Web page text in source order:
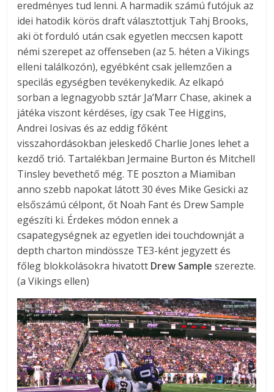
eredményes tud lenni. A harmadik számú futójuk az
idei hatodik körös draft választottjuk Tahj Brooks,
aki öt forduló után csak egyetlen meccsen kapott
némi szerepet az offenseben (az 5. héten a Vikings
elleni találkozón), egyébként csak jellemzően a
specilás egységben tevékenykedik. Az elkapó
sorban a legnagyobb sztár Ja’Marr Chase, akinek a
játéka viszont kérdéses, így csak Tee Higgins,
Andrei Iosivas és az eddig főként
visszahordásokban jeleskedő Charlie Jones lehet a
kezdő trió. Tartalékban Jermaine Burton és Mitchell
Tinsley bevethető még. TE poszton a Miamiban
anno szebb napokat látott 30 éves Mike Gesicki az
elsőszámú célpont, őt Noah Fant és Drew Sample
egészíti ki. Érdekes módon ennek a
csapategységnek az egyetlen idei touchdownját a
depth charton mindössze TE3-ként jegyzett és
főleg blokkolásokra hivatott Drew Sample szerezte.
(a Vikings ellen)